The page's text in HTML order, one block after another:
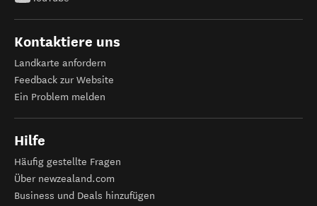
Kontaktiere uns
Landkarte anfordern
Feedback zur Website
Ein Problem melden
Hilfe
Häufig gestellte Fragen
Über newzealand.com
Business und Deals hinzufügen